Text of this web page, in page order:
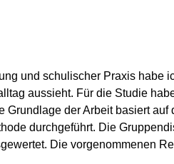
und schulischer Praxis habe
aussieht. Für die Studie
der Arbeit basiert auf
durchgeführt. Die
Die vorgenommenen